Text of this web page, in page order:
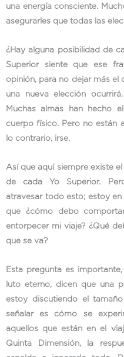
una energía consciente.
asegurarles que todas las
¿Hay alguna posibilidad de
Superior siente que ese
opinión, para no dejar más el
una nueva elección
Muchas almas han hecho
cuerpo físico. Pero no están
lo contrario, irse.
Así que aquí siempre existe
de cada Yo Superior.
atravesar todo esto; estoy
que ¿cómo debo
entorpecer mi viaje? ¿Qué
que se va?
Esta pregunta es
luto eterno, dicen que una
estoy discutiendo el
señalar es cómo se
aquellos que están en el
Quinta Dimensión, la